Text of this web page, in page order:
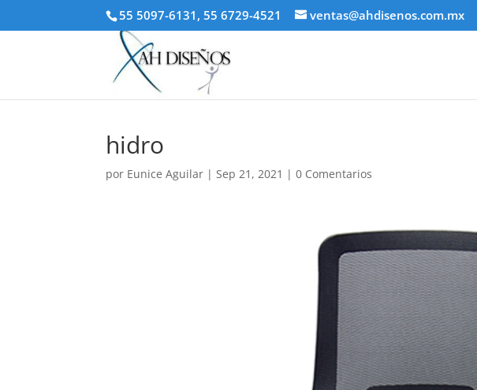
55 5097-6131, 55 6729-4521 ventas@ahdisenos.com.mx
hidro
por Eunice Aguilar |Sep 21, 2021 |0 Comentarios